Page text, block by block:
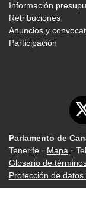
Información
Retribuciones
Anuncios y
Participación
Parlamento de
Tenerife · Mapa ·
Glosario de
Protección de